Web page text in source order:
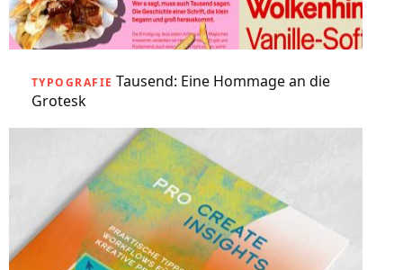
TYPOGRAFIE Tausend: Eine Hommage an die
Grotesk